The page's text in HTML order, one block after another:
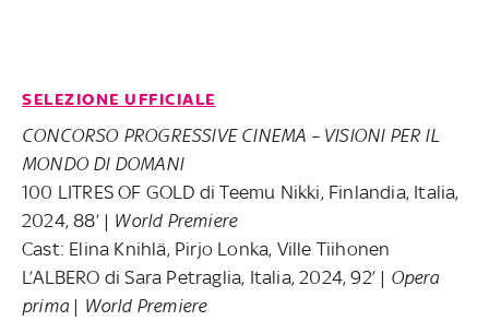
SELEZIONE UFFICIALE
CONCORSO PROGRESSIVE CINEMA – VISIONI PER IL
MONDO DI DOMANI
100 LITRES OF GOLD di Teemu Nikki, Finlandia, Italia,
2024, 88’ | World Premiere
Cast: Elina Knihlä, Pirjo Lonka, Ville Tiihonen
L’ALBERO di Sara Petraglia, Italia, 2024, 92’ | Opera
prima| World Premiere